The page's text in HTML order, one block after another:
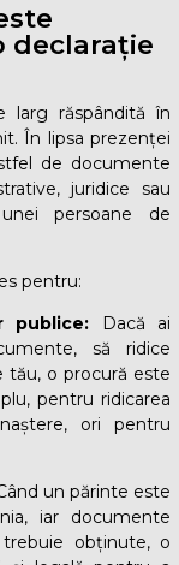
declarație
larg răspândită în
În lipsa prezenței
de documente
juridice sau
persoane de
pentru:
publice: Dacă ai
să ridice
tău, o procură este
pentru ridicarea
ori pentru
un părinte este
iar documente
obținute, o